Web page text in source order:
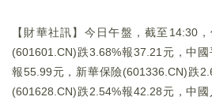
【財華社訊】今日午盤，截至14:30
(601601.CN)跌3.68%報37.21元，中
報55.99元，新華保險(601336.CN)跌
(601628.CN)跌2.54%報42.28元，中